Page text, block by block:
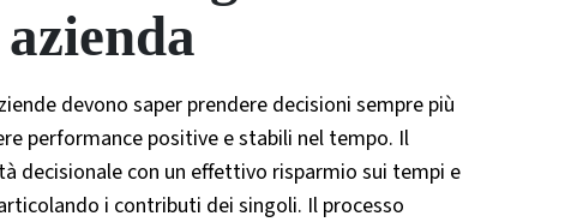
devono saper prendere decisioni sempre più
performance positive e stabili nel tempo. Il
decisionale con un effettivo risparmio sui tempi e
i contributi dei singoli. Il processo